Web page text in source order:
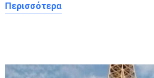
Περισσότερα